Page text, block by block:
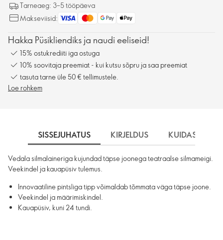
Tarneaeg: 3–5 tööpäeva
Makseviisid:
Hakka Püsikliendiks ja naudi eeliseid!
15% ostukrediiti iga ostuga
10% soovitaja preemiat - kui kutsu sõpru ja saa preemiat
tasuta tarne üle 50 € tellimustele.
Loe rohkem
SISSEJUHATUS KIRJELDUS KUIDAS
Vedala silmalaineriga kujundad täpse joonega teatraalse silmameigi.
Veekindel ja kauapüsiv tulemus.
Innovaatiline pintsliga tipp võimaldab tõmmata väga täpse joone.
Veekindel ja määrimiskindel.
Kauapüsiv, kuni 24 tundi.